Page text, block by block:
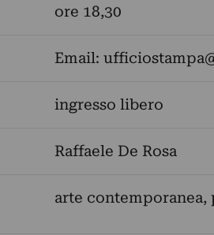
ore 18,30
Email:
ingresso libero
Raffaele De Rosa
arte contemporanea,